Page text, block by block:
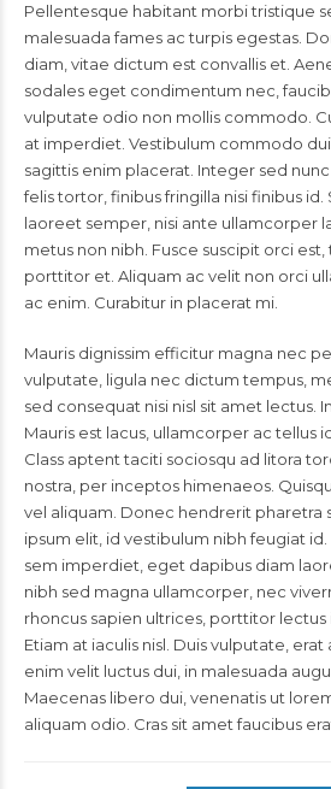
Pellentesque habitant morbi tristique
malesuada fames ac turpis egestas.
diam, vitae dictum est convallis et.
sodales eget condimentum nec,
vulputate odio non mollis commodo.
at imperdiet. Vestibulum commodo
sagittis enim placerat. Integer sed
felis tortor, finibus fringilla nisi finibus id.
laoreet semper, nisi ante ullamcorper
metus non nibh. Fusce suscipit orci
porttitor et. Aliquam ac velit non orci
ac enim. Curabitur in placerat mi.
Mauris dignissim efficitur magna nec
vulputate, ligula nec dictum tempus,
sed consequat nisi nisl sit amet lectus.
Mauris est lacus, ullamcorper ac tellus
Class aptent taciti sociosqu ad litora
nostra, per inceptos himenaeos.
vel aliquam. Donec hendrerit pharetra
ipsum elit, id vestibulum nibh feugiat
sem imperdiet, eget dapibus diam
nibh sed magna ullamcorper, nec
rhoncus sapien ultrices, porttitor
Etiam at iaculis nisl. Duis vulputate,
enim velit luctus dui, in malesuada
Maecenas libero dui, venenatis ut
aliquam odio. Cras sit amet faucibus